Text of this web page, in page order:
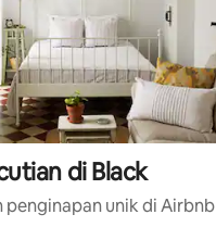
di Black
penginapan unik di Airbnb